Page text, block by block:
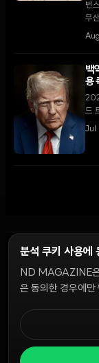
번
무
적
백
용
드
양
Jul
윤리 원칙 Discord 봇
분석 쿠키 사용에
ND MAGAZINE은
은 동의한 경우에만